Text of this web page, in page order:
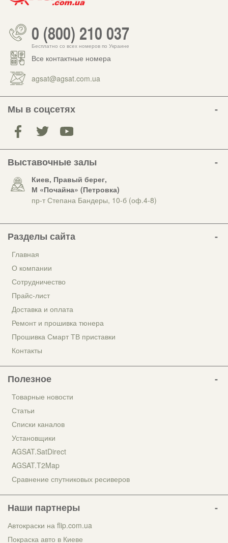
0 (800) 210 037
Бесплатно со всех номеров по Украине
Все контактные номера
agsat@agsat.com.ua
Мы в соцсетях
Выставочные залы
Киев, Правый берег,
М «Почайна» (Петровка)
пр-т Степана Бандеры, 10-б (оф.4-8)
Разделы сайта
Главная
О компании
Сотрудничество
Прайс-лист
Доставка и оплата
Ремонт и прошивка тюнера
Прошивка Смарт ТВ приставки
Контакты
Полезное
Товарные новости
Статьи
Списки каналов
Установщики
AGSAT.SatDirect
AGSAT.T2Map
Сравнение спутниковых ресиверов
Наши партнеры
Автокраски на flip.com.ua
Покраска авто в Киеве